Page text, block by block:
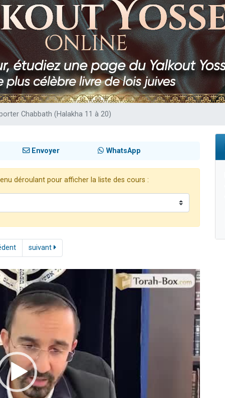
de nous rejoindre sur WhatsApp
viennent de demander une bénédiction
viennent de faire un don pour Sauvez la jambe de Yohan
places pour étudier en groupe sur Zoom
musiques dans Torah-Box Music
viennent de demander une bénédiction
Chabbath (Halakha 11 à 20)
Envoyer WhatsApp
déroulant pour afficher la liste des cours :
suivant